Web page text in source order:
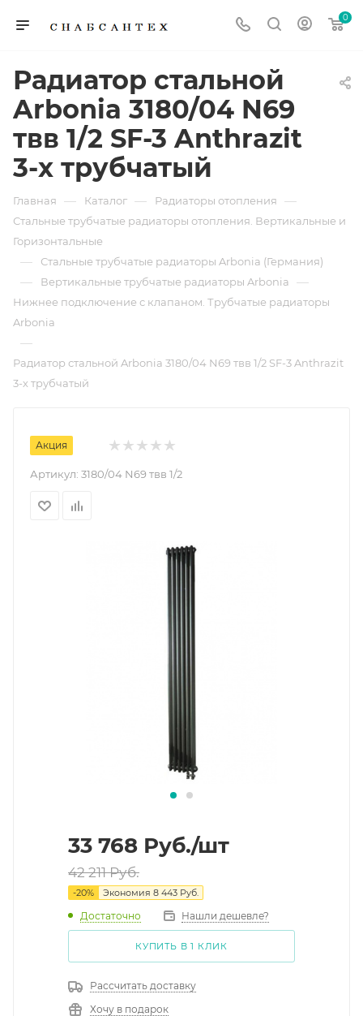
0
Радиатор стальной
Arbonia 3180/04 N69
твв 1/2 SF-3 Anthrazit
3-х трубчатый
Главная — Каталог — Радиаторы отопления —
Стальные трубчатые радиаторы отопления. Вертикальные и
Горизонтальные
— Стальные трубчатые радиаторы Arbonia (Германия)
— Вертикальные трубчатые радиаторы Arbonia —
Нижнее подключение с клапаном. Трубчатые радиаторы
Arbonia
—
Радиатор стальной Arbonia 3180/04 N69 твв 1/2 SF-3 Anthrazit
3-х трубчатый
Акция
Артикул: 3180/04 N69 твв 1/2
33 768 Руб./шт
42 211Руб.
-20% Экономия 8 443 Руб.
Достаточно Нашли дешевле?
КУПИТЬ В 1 КЛИК
Рассчитать доставку
Хочу в подарок